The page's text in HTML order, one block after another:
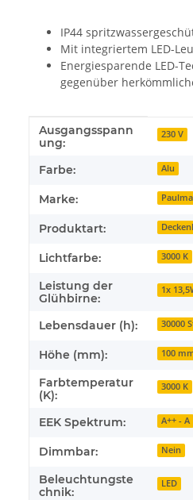
IP44
Mit integriertem LED-
Energiesparende LED-
gegenüber
Produkteigenschaft
Wert
Ausgangsspann
ung:
230 V
Farbe: Alu
Marke:
Produktart:
Lichtfarbe: 3000 K
Leistung der
Glühbirne:
1x
Lebensdauer (h): 30000
Höhe (mm): 100
Farbtemperatur
(K):
3000 K
EEK Spektrum: A++ - A
Dimmbar: Nein
Beleuchtungste
chnik:
LED